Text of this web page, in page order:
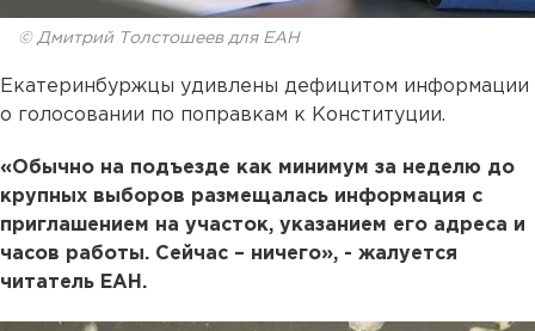
© Дмитрий Толстошеев для ЕАН
Екатеринбуржцы удивлены дефицитом информации
о голосовании по поправкам к Конституции.
«Обычно на подъезде как минимум за неделю до
крупных выборов размещалась информация с
приглашением на участок, указанием его адреса и
часов работы. Сейчас – ничего», - жалуется
читатель ЕАН.